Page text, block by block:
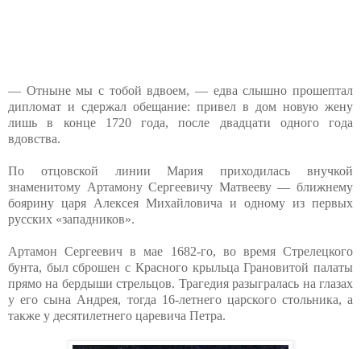
— Отныне мы с тобой вдвоем, — едва слышно прошептал
дипломат и сдержал обещание: привел в дом новую жену
лишь в конце 1720 года, после двадцати одного года
вдовства.
По отцовской линии Мария приходилась внучкой
знаменитому Артамону Сергеевичу Матвееву — ближнему
боярину царя Алексея Михайловича и одному из первых
русских «западников».
Артамон Сергеевич в мае 1682-го, во время Стрелецкого
бунта, был сброшен с Красного крыльца Грановитой палаты
прямо на бердыши стрельцов. Трагедия разыгралась на глазах
у его сына Андрея, тогда 16-летнего царского стольника, а
также у десятилетнего царевича Петра.